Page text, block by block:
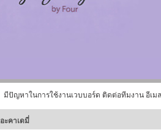
มีปัญหาในการใช้งานเวบบอร์ด ติดต่อทีมงาน อีเม
อะคาเดมี่